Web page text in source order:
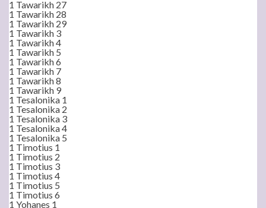
1 Tawarikh 27
1 Tawarikh 28
1 Tawarikh 29
1 Tawarikh 3
1 Tawarikh 4
1 Tawarikh 5
1 Tawarikh 6
1 Tawarikh 7
1 Tawarikh 8
1 Tawarikh 9
1 Tesalonika 1
1 Tesalonika 2
1 Tesalonika 3
1 Tesalonika 4
1 Tesalonika 5
1 Timotius 1
1 Timotius 2
1 Timotius 3
1 Timotius 4
1 Timotius 5
1 Timotius 6
1 Yohanes 1